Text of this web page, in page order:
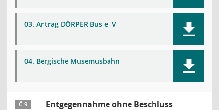
03. Antrag DÖRPER Bus e. V
04. Bergische Musemusbahn
Ö 9 Entgegennahme ohne Beschluss